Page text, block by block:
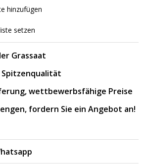
hinzufügen
setzen
Grassaat
wettbewerbsfähige Preise
fordern Sie ein Angebot an!